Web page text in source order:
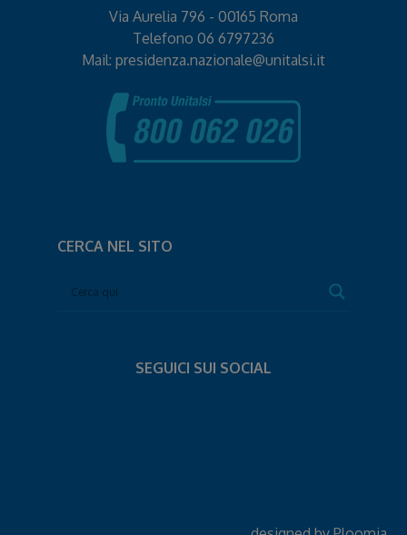
Via Aurelia 796 - 00165 Roma
Telefono 06 6797236
Mail: presidenza.nazionale@unitalsi.it
CERCA NEL SITO
SEGUICI SUI SOCIAL